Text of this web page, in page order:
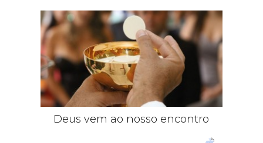
Deus vem ao nosso encontro